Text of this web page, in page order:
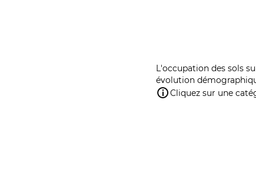
L'occupation des sols
évolution
Cliquez sur une